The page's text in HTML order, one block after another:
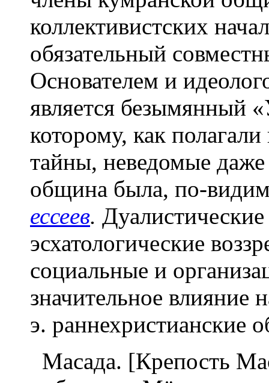
коллективистских
обязательный
Основателем и
является безымянный
которому, как
тайны, неведомые
община была, по-
ессеев.
эсхатологические
социальные и
значительное влияние
э. раннехристианские
Масада. [Крепость